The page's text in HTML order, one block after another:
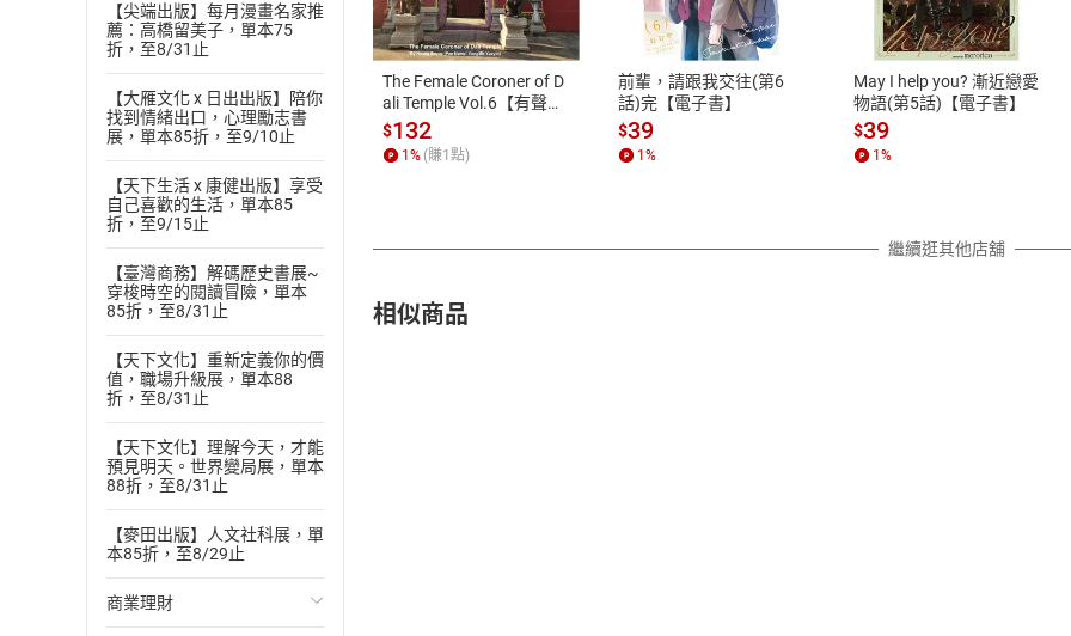
【尖端出版】每月漫畫名家推
薦：高橋留美子，單本75
折，至8/31止
【大雁文化 x 日出出版】陪你
找到情緒出口，心理勵志書
展，單本85折，至9/10止
【天下生活 x 康健出版】享受
自己喜歡的生活，單本85
折，至9/15止
【臺灣商務】解碼歷史書展~
穿梭時空的閱讀冒險，單本
85折，至8/31止
【天下文化】重新定義你的價
值，職場升級展，單本88
折，至8/31止
【天下文化】理解今天，才能
預見明天。世界變局展，單本
88折，至8/31止
【麥田出版】人文社科展，單
本85折，至8/29止
商業理財
ATM轉帳、信用卡、LINE PAY、AFTEE
本店是否提供消費者保護法七日猶
之權利，遽消費者保護法及通訊交
除權合理例外情事適用準則，依商
質各有不同規定。詳細退換貨說明
照各商品說明。
The Female Coroner of D
ali Temple Vol.6【有聲
書】
$132
1 % (賺1 點)
前輩，請跟我交往(第6
話)完【電子書】
$39
1 %
May I help you? 漸近戀愛
物語(第5話)【電子書】
$39
1 %
繼續逛其他店舖
相似商品